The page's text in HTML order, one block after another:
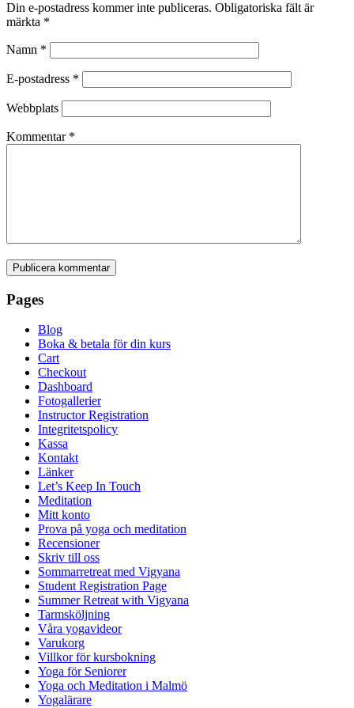
Din e-postadress kommer inte publiceras. Obligatoriska fält är
märkta *
Namn *
E-postadress *
Webbplats
Kommentar *
Pages
Blog
Boka & betala för din kurs
Cart
Checkout
Dashboard
Fotogallerier
Instructor Registration
Integritetspolicy
Kassa
Kontakt
Länker
Let’s Keep In Touch
Meditation
Mitt konto
Prova på yoga och meditation
Recensioner
Skriv till oss
Sommarretreat med Vigyana
Student Registration Page
Summer Retreat with Vigyana
Tarmsköljning
Våra yogavideor
Varukorg
Villkor för kursbokning
Yoga för Seniorer
Yoga och Meditation i Malmö
Yogalärare